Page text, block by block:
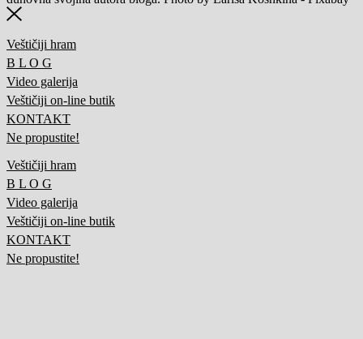
Veštičiji hram
B L O G
Video galerija
Veštičiji on-line butik
KONTAKT
Ne propustite!
Veštičiji hram
B L O G
Video galerija
Veštičiji on-line butik
KONTAKT
Ne propustite!